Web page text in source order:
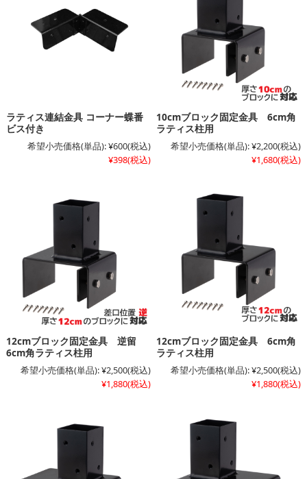
ラティス連結金具 コーナー蝶番
ビス付き
希望小売価格(単品):¥600(税込)
¥398(税込)
10cmブロック固定金具 6cm角
ラティス柱用
希望小売価格(単品):¥2,200(税込)
¥1,680(税込)
12cmブロック固定金具 逆留
6cm角ラティス柱用
希望小売価格(単品):¥2,500(税込)
¥1,880(税込)
12cmブロック固定金具 6cm角
ラティス柱用
希望小売価格(単品):¥2,500(税込)
¥1,880(税込)